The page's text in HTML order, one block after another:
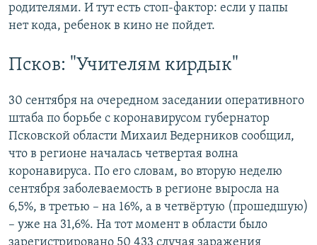
родителями. И тут есть стоп-фактор: если у папы
нет кода, ребенок в кино не пойдет.
Псков: "Учителям кирдык"
30 сентября на очередном заседании оперативного
штаба по борьбе с коронавирусом губернатор
Псковской области Михаил Ведерников сообщил,
что в регионе началась четвертая волна
коронавируса. По его словам, во вторую неделю
сентября заболеваемость в регионе выросла на
6,5%, в третью – на 16%, а в четвёртую (прошедшую)
– уже на 31,6%. На тот момент в области было